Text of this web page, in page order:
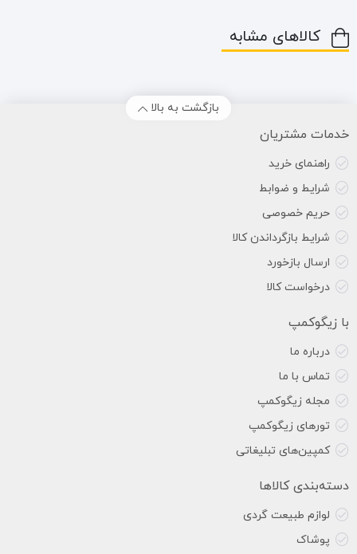
کالاهای مشابه
بازگشت به بالا
خدمات مشتریان
راهنمای خرید
شرایط و ضوابط
حریم خصوصی
شرایط بازگرداندن کالا
ارسال بازخورد
درخواست کالا
با زیگوکمپ
درباره ما
تماس با ما
مجله زیگوکمپ
تورهای زیگوکمپ
کمپین‌های تبلیغاتی
دسته‌بندی کالاها
لوازم طبیعت گردی
پوشاک